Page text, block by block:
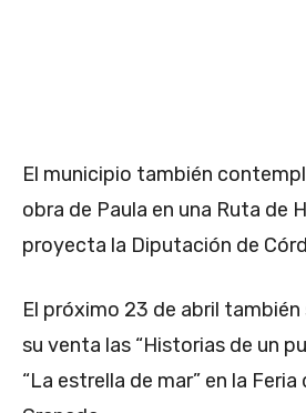
El municipio también
obra de Paula en una Ruta de
proyecta la Diputación de
El próximo 23 de abril
su venta las “Historias de un
“La estrella de mar” en la Feria